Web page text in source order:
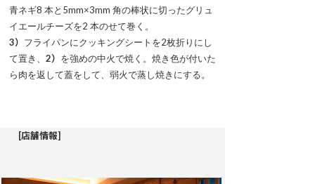
青ネギ8 本と5mm×3mm 角の棒状に切ったグリュ
イエールチーズを2 本のせて巻く。
3） フライパンにクッキングシートを2枚折りにし
て置き、 2） を強めの中火で焼く。焼き色が付いた
ら肉を返して蓋をして、弱火で蒸し焼きにする。
[店舗情報]